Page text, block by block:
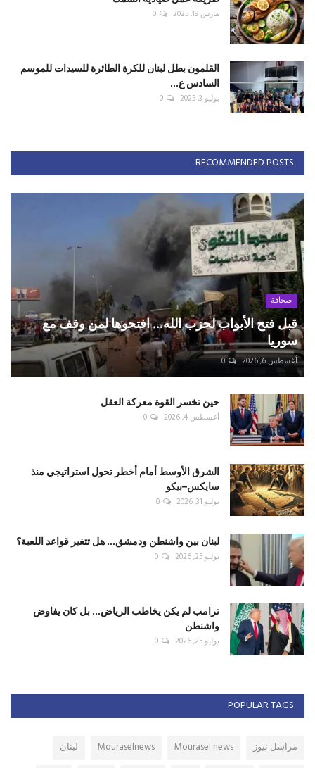
مارس 19, 2025 0
القلمون بطل لبنان للكرة الطائرة للسيدات للموسم
السادس ع...
يوليو 3, 2025 0
RECOMMENDED POSTS
صحافة
قبل فتح الأبواب لحزب الله... افتحوها لمن وقف مع
سوريا
أغسطس 6, 2026 0
حين تخسر القوة معركة العقل
أغسطس 4, 2026 0
الشرق الأوسط أمام أخطر تحول استراتيجي منذ
سايكس–بيكو
يوليو 31, 2026 0
لبنان بين واشنطن ودمشق... هل تتغير قواعد اللعبة؟
يوليو 25, 2026 0
ترامب لم يكن يخاطب الرياض... بل كان يفاوض
واشنطن
يوليو 25, 2026 0
POPULAR TAGS
مراسل نيوز Mourasel news
Mouraselnews
لبنان